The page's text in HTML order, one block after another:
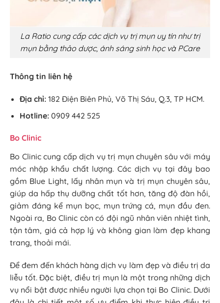
La Ratio cung cấp các dịch vụ trị mụn uy tín như trị
mụn bằng thảo dược, ánh sáng sinh học và PCare
Thông tin liên hệ
Địa chỉ: 182 Điện Biên Phủ, Võ Thị Sáu, Q.3, TP HCM.
Hotline: 0909 442 525
Bo Clinic
Bo Clinic cung cấp dịch vụ trị mụn chuyên sâu với máy
móc nhập khẩu chất lượng. Các dịch vụ tại đây bao
gồm Blue Light, lấy nhân mụn và trị mụn chuyên sâu,
giúp da hấp thụ dưỡng chất tốt hơn, tăng độ đàn hồi,
giảm đáng kể mụn bọc, mụn trứng cá, mụn đầu đen.
Ngoài ra, Bo Clinic còn có đội ngũ nhân viên nhiệt tình,
tận tâm, giá cả hợp lý và không gian làm đẹp khang
trang, thoải mái.
Để đem đến khách hàng dịch vụ làm đẹp và điều trị da
liễu tốt. Đặc biệt, điều trị mụn là một trong những dịch
vụ nổi bật được nhiều người lựa chọn tại Bo Clinic. Dưới